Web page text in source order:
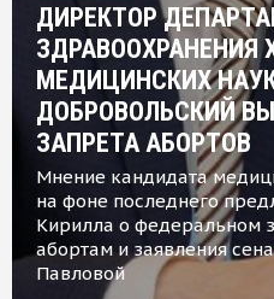
ДИРЕКТОР
МЕДИЦИНСКИХ
ДОБРОВОЛЬСКИЙ
ЗАПРЕТА АБОРТОВ
Мнение кандидата
на фоне последнего
Кирилла о федеральном
абортам и заявления
Павловой